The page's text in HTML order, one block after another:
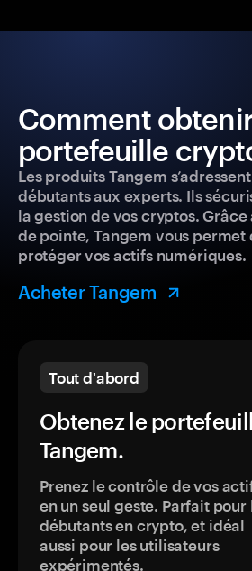
Comment
portefeuille
Les produits Tangem
débutants aux experts. Ils
la gestion de vos cryptos.
de pointe, Tangem vous
protéger vos actifs numériques.
Acheter Tangem
Tout d'abord
Obtenez le
Tangem.
Prenez le contrôle de vos
en un seul geste. Parfait pour
débutants en crypto, et idéal
aussi pour les utilisateurs
expérimentés.